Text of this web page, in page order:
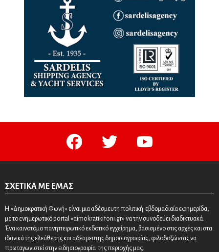
facebook twitter youtube
ΣΧΕΤΙΚΆ ΜΕ ΕΜΆΣ
Η «Δημοκρατική Φωνή» είναι μια αδέσμευτη πολιτική εβδομαδιαία εφημερίδα,
με το ενημερωτικό portal «dimokratikifoni.gr» να την συνοδεύει διαδικτυακά.
Ένα καινοτόμο πανηπειρωτικό εκδοτικό εγχείρημα, βασισμένο στις αρχές και στα
ιδανικά της ελεύθερης και αδέσμευτης δημοσιογραφίας, φιλοδοξώντας να
πρωταγωνιστεί στην ειδησιογραφία της περιοχής μας.